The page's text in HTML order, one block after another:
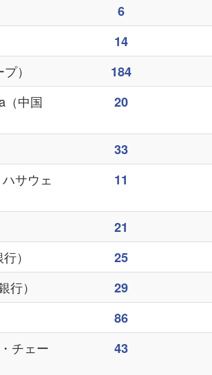
6
14
） 184
（中国
20
33
サウェ
11
21
） 25
行） 29
86
チェー
43